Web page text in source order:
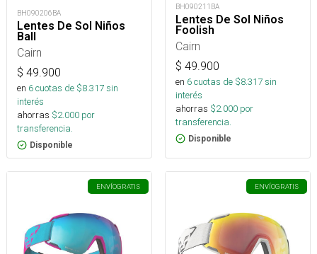
BH090206BA
Lentes De Sol Niños
Ball
Cairn
$ 49.900
en 6cuotas de $8.317sin
interés
ahorras $2.000 por
transferencia.
Disponible
BH090211BA
Lentes De Sol Niños
Foolish
Cairn
$ 49.900
en 6cuotas de $8.317sin
interés
ahorras $2.000 por
transferencia.
Disponible
ENVÍOGRATIS ENVÍOGRATIS